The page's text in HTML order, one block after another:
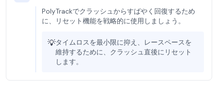
PolyTrackでクラッシュからすばやく回復するため
に、リセット機能を戦略的に使用しましょう。
💡タイムロスを最小限に抑え、レースペースを
維持するために、クラッシュ直後にリセット
します。